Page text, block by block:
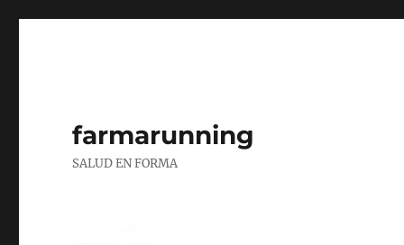
farmarunning
SALUD EN FORMA